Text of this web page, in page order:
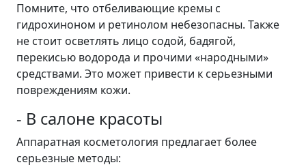
Помните, что отбеливающие кремы с
гидрохиноном и ретинолом небезопасны. Также
не стоит осветлять лицо содой, бадягой,
перекисью водорода и прочими «народными»
средствами. Это может привести к серьезными
повреждениям кожи.
- В салоне красоты
Аппаратная косметология предлагает более
серьезные методы: